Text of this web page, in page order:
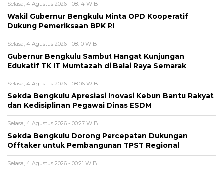
Selasa, 4 Agustus 2026 - 08:14 WIB
Wakil Gubernur Bengkulu Minta OPD Kooperatif
Dukung Pemeriksaan BPK RI
Selasa, 4 Agustus 2026 - 08:10 WIB
Gubernur Bengkulu Sambut Hangat Kunjungan
Edukatif TK IT Mumtazah di Balai Raya Semarak
Selasa, 4 Agustus 2026 - 08:06 WIB
Sekda Bengkulu Apresiasi Inovasi Kebun Bantu Rakyat
dan Kedisiplinan Pegawai Dinas ESDM
Selasa, 4 Agustus 2026 - 00:27 WIB
Sekda Bengkulu Dorong Percepatan Dukungan
Offtaker untuk Pembangunan TPST Regional
Selasa, 4 Agustus 2026 - 00:21 WIB